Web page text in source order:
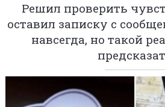
Решил проверить
оставил записку с
навсегда, но такой